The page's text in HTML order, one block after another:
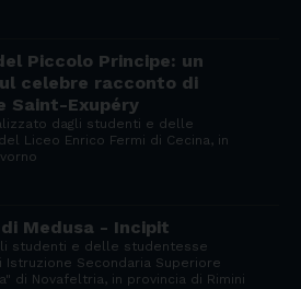
Piccolo Principe: un
celebre racconto di
Saint-Exupéry
dagli studenti e delle
Liceo Enrico Fermi di Cecina, in
Medusa - Incipit
studenti e delle studentesse
Secondaria Superiore
di Novafeltria, in provincia di Rimini